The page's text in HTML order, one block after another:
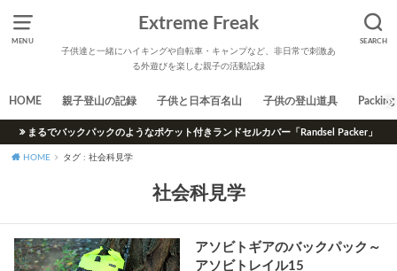
MENU SEARCH
Extreme Freak
子供達と一緒にハイキングや自転車・キャンプなど、非日常で刺激あ
る外遊びを楽しむ親子の活動記録
HOME 親子登山の記録 子供と日本百名山 子供の登山道具 Packing
まるでバックパックのようなポケット付きランドセルカバー「Randsel Packer」
HOME タグ : 社会科見学
社会科見学
アソビトギアのバックパック～
アソビトレイル15